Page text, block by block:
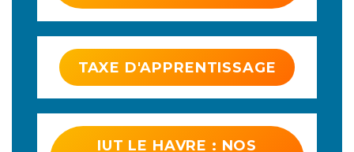
TAXE D'APPRENTISSAGE
IUT LE HAVRE : NOS